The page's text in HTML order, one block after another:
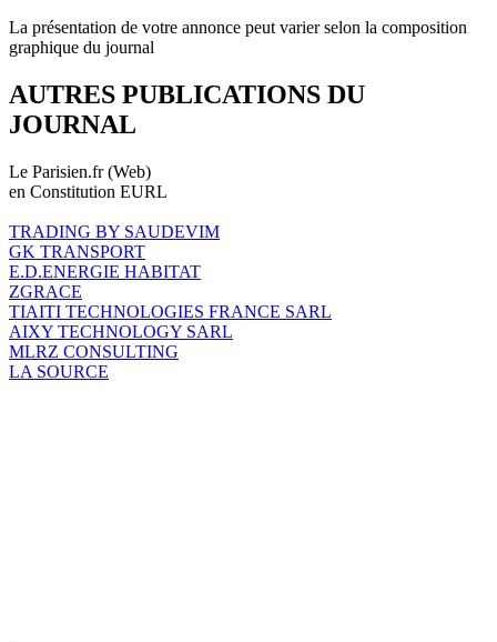
La présentation de votre annonce peut varier selon la composition
graphique du journal
AUTRES PUBLICATIONS DU
JOURNAL
Le Parisien.fr (Web)
en Constitution EURL
TRADING BY SAUDEVIM
GK TRANSPORT
E.D.ENERGIE HABITAT
ZGRACE
TIAITI TECHNOLOGIES FRANCE SARL
AIXY TECHNOLOGY SARL
MLRZ CONSULTING
LA SOURCE